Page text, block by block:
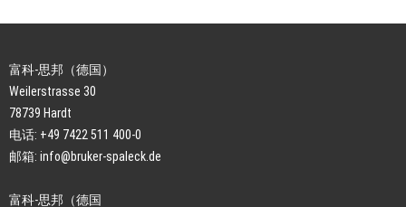
富科-思邦（德国）
Weilerstrasse 30
78739 Hardt
电话: +49 7422 511 400-0
邮箱: info@bruker-spaleck.de
富科-思邦（德国